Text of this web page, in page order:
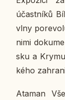
účast­ní­ků
vlny
nimi
sku a
ké­ho
Ataman